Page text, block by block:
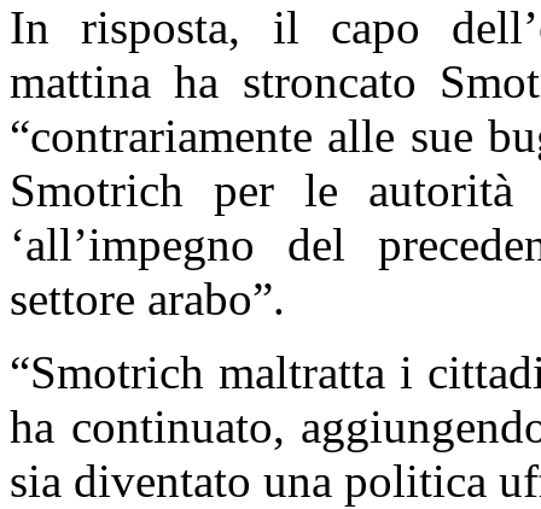
In risposta, il capo
mattina ha stroncato
“contrariamente alle sue
Smotrich per le
‘all’impegno del
settore arabo”.
“Smotrich maltratta i
ha continuato,
sia diventato una politica